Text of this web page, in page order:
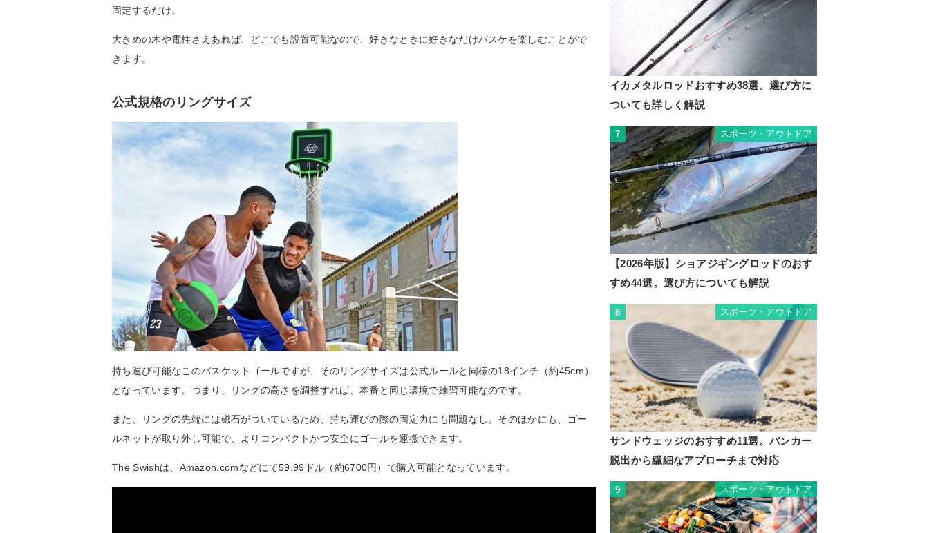
固定するだけ。
大きめの木や電柱さえあれば、どこでも設置可能なので、好きなときに好きなだけバスケを楽しむことがで
きます。
公式規格のリングサイズ
持ち運び可能なこのバスケットゴールですが、そのリングサイズは公式ルールと同様の18インチ（約45cm）
となっています。つまり、リングの高さを調整すれば、本番と同じ環境で練習可能なのです。
また、リングの先端には磁石がついているため、持ち運びの際の固定力にも問題なし。そのほかにも、ゴー
ルネットが取り外し可能で、よりコンパクトかつ安全にゴールを運搬できます。
The Swishは、Amazon.comなどにて59.99ドル（約6700円）で購入可能となっています。
イカメタルロッドおすすめ38選。選び方に
ついても詳しく解説
7 スポーツ・アウトドア
【2026年版】ショアジギングロッドのおす
すめ44選。選び方についても解説
8 スポーツ・アウトドア
サンドウェッジのおすすめ11選。バンカー
脱出から繊細なアプローチまで対応
9 スポーツ・アウトドア